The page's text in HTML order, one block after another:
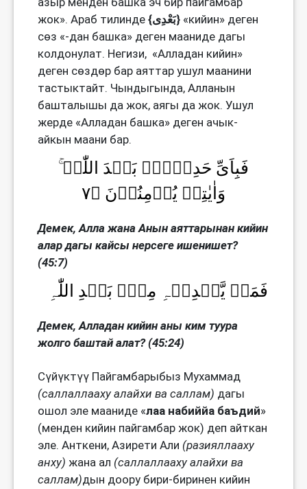
жок». Араб тилинде
{بَعْدِى} «кийин» деген
сөз «-дан башка» деген мааниде дагы
колдонулат. Негизи, «Алладан кийин»
деген сөздөр бар аяттар ушул маанини
тастыктайт. Чындыгында, Алланын
башталышы да жок, аягы да жок. Ушул
жерде «Алладан башка» деген ачык-
айкын маани бар.
ۚ فَبِاَیِّ حَدِیۡثٍۭ بَعۡدَ اللّٰہِ
وَاٰیٰتِہٖ یُؤۡمِنُوۡنَ ﴿۷
Демек, Алла жана Анын аяттарынан кийин
алар дагы кайсы нерсеге ишенишет?
(45:7)
فَمَنۡ یَّہۡدِیۡہِ مِنۡۢ بَعۡدِ اللّٰہِ
Демек, Алладан кийин аны ким туура
жолго баштай алат? (45:24)
Сүйүктүү Пайгамбарыбыз Мухаммад
(саллаллааху алайхи ва саллам) дагы
ошол эле мааниде «лаа набиййа баъдий»
(менден кийин пайгамбар жок) деп айткан
эле. Анткени, Азирети Али (разияллааху
анху) жана ал (саллаллааху алайхи ва
саллам)дын доору бири-биринен кийин